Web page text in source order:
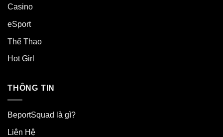
Casino
eSport
Thể Thao
Hot Girl
THÔNG TIN
BeportSquad là gì?
Liên Hệ